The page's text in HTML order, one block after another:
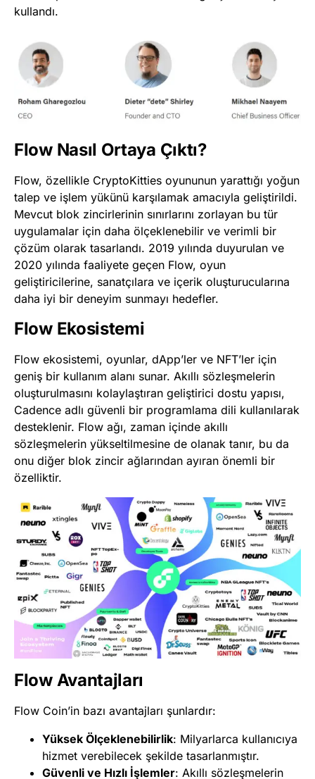
kullandı​​.
Flow Nasıl Ortaya Çıktı?
Flow, özellikle CryptoKitties oyununun yarattığı yoğun
talep ve işlem yükünü karşılamak amacıyla geliştirildi.
Mevcut blok zincirlerinin sınırlarını zorlayan bu tür
uygulamalar için daha ölçeklenebilir ve verimli bir
çözüm olarak tasarlandı. 2019 yılında duyurulan ve
2020 yılında faaliyete geçen Flow, oyun
geliştiricilerine, sanatçılara ve içerik oluşturucularına
daha iyi bir deneyim sunmayı hedefler​​.
Flow Ekosistemi
Flow ekosistemi, oyunlar, dApp’ler ve NFT’ler için
geniş bir kullanım alanı sunar. Akıllı sözleşmelerin
oluşturulmasını kolaylaştıran geliştirici dostu yapısı,
Cadence adlı güvenli bir programlama dili kullanılarak
desteklenir. Flow ağı, zaman içinde akıllı
sözleşmelerin yükseltilmesine de olanak tanır, bu da
onu diğer blok zincir ağlarından ayıran önemli bir
özelliktir​​.
Flow Avantajları
Flow Coin’in bazı avantajları şunlardır:
Yüksek Ölçeklenebilirlik: Milyarlarca kullanıcıya
hizmet verebilecek şekilde tasarlanmıştır.
Güvenli ve Hızlı İşlemler: Akıllı sözleşmelerin